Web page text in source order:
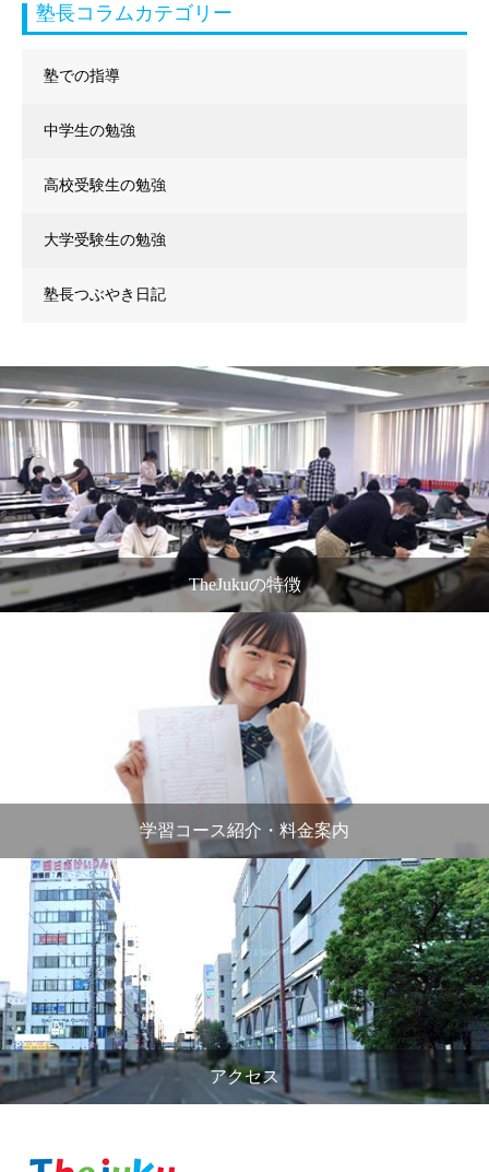
塾長コラムカテゴリー
塾での指導
中学生の勉強
高校受験生の勉強
大学受験生の勉強
塾長つぶやき日記
TheJukuの特徴
学習コース紹介・料金案内
アクセス